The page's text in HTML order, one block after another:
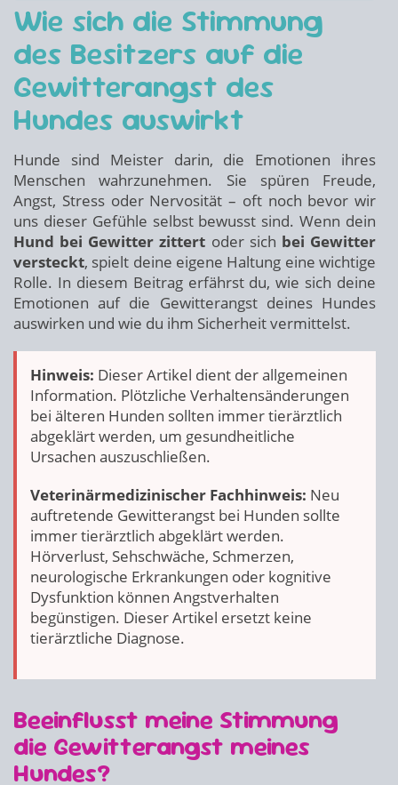
Wie sich die Stimmung
des Besitzers auf die
Gewitterangst des
Hundes auswirkt
Hunde sind Meister darin, die Emotionen ihres
Menschen wahrzunehmen. Sie spüren Freude,
Angst, Stress oder Nervosität – oft noch bevor wir
uns dieser Gefühle selbst bewusst sind. Wenn dein
Hund bei Gewitter zittert oder sich bei Gewitter
versteckt, spielt deine eigene Haltung eine wichtige
Rolle. In diesem Beitrag erfährst du, wie sich deine
Emotionen auf die Gewitterangst deines Hundes
auswirken und wie du ihm Sicherheit vermittelst.
Hinweis: Dieser Artikel dient der allgemeinen
Information. Plötzliche Verhaltensänderungen
bei älteren Hunden sollten immer tierärztlich
abgeklärt werden, um gesundheitliche
Ursachen auszuschließen.
Veterinärmedizinischer Fachhinweis: Neu
auftretende Gewitterangst bei Hunden sollte
immer tierärztlich abgeklärt werden.
Hörverlust, Sehschwäche, Schmerzen,
neurologische Erkrankungen oder kognitive
Dysfunktion können Angstverhalten
begünstigen. Dieser Artikel ersetzt keine
tierärztliche Diagnose.
Beeinflusst meine Stimmung
die Gewitterangst meines
Hundes?